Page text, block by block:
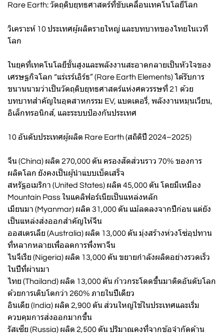
Rare Earth: วัตถุดิบยุทธศาสตร์ที่ขับเคลื่อนเทคโนโลยีโลก
วิเคราะห์ 10 ประเทศผู้ผลิตรายใหญ่ และบทบาทของไทยในเวที
โลก
ในยุคที่เทคโนโลยีขั้นสูงและพลังงานสะอาดกลายเป็นหัวใจของ
เศรษฐกิจโลก “แร่เรร์เอิร์ธ” (Rare Earth Elements) ได้รับการ
ขนานนามว่าเป็นวัตถุดิบยุทธศาสตร์แห่งศตวรรษที่ 21 ด้วย
บทบาทสำคัญในอุตสาหกรรม EV, แบตเตอรี่, พลังงานหมุนเวียน,
อิเล็กทรอนิกส์, และระบบป้องกันประเทศ
10 อันดับประเทศผู้ผลิต Rare Earth (สถิติปี 2024–2025)
จีน (China) ผลิต 270,000 ตัน ครองสัดส่วนราว 70% ของการ
ผลิตโลก ยังคงเป็นผู้นำแบบเบ็ดเสร็จ
สหรัฐอเมริกา (United States) ผลิต 45,000 ตัน โดยมีเหมือง
Mountain Pass ในแคลิฟอร์เนียเป็นแหล่งหลัก
เมียนมา (Myanmar) ผลิต 31,000 ตัน แม้ลดลงจากปีก่อน แต่ยัง
เป็นแหล่งส่งออกสำคัญให้จีน
ออสเตรเลีย (Australia) ผลิต 13,000 ตัน มุ่งสร้างห่วงโซ่อุปทาน
ที่หลากหลายเพื่อลดการพึ่งพาจีน
ไนจีเรีย (Nigeria) ผลิต 13,000 ตัน ขยายกำลังผลิตอย่างรวดเร็ว
ในปีที่ผ่านมา
ไทย (Thailand) ผลิต 13,000 ตัน ก้าวกระโดดขึ้นมาติดอันดับโลก
ด้วยการเติบโตกว่า 260% ภายในปีเดียว
อินเดีย (India) ผลิต 2,900 ตัน ส่วนใหญ่ใช้ในประเทศและเริ่ม
ควบคุมการส่งออกมากขึ้น
รัสเซีย (Russia) ผลิต 2,500 ตัน ปริมาณคงที่จากข้อจำกัดด้าน